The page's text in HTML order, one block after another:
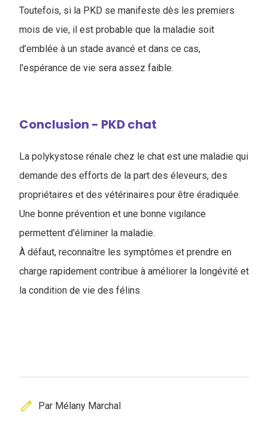
Toutefois, si la PKD se manifeste dès les premiers
mois de vie, il est probable que la maladie soit
d’emblée à un stade avancé et dans ce cas,
l'espérance de vie sera assez faible.
Conclusion - PKD chat
La polykystose rénale chez le chat est une maladie qui
demande des efforts de la part des éleveurs, des
propriétaires et des vétérinaires pour être éradiquée.
Une bonne prévention et une bonne vigilance
permettent d'éliminer la maladie.
À défaut, reconnaître les symptômes et prendre en
charge rapidement contribue à améliorer la longévité et
la condition de vie des félins.
edit Par Mélany Marchal